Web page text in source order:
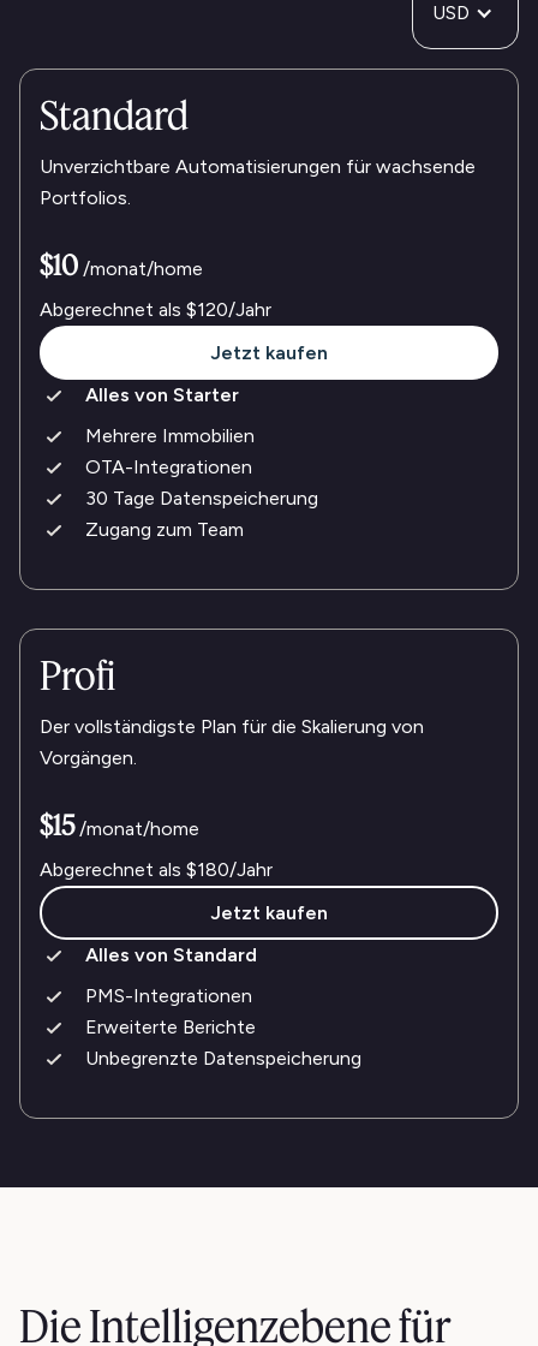
USD
Standard
Unverzichtbare Automatisierungen für wachsende
Portfolios.
$10 /monat/home
Abgerechnet als $120/Jahr
Jetzt kaufen
Alles von Starter
Mehrere Immobilien
OTA-Integrationen
30 Tage Datenspeicherung
Zugang zum Team
Profi
Der vollständigste Plan für die Skalierung von
Vorgängen.
$15 /monat/home
Abgerechnet als $180/Jahr
Jetzt kaufen
Alles von Standard
PMS-Integrationen
Erweiterte Berichte
Unbegrenzte Datenspeicherung
Die Intelligenzebene für